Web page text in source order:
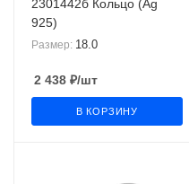
2301442б Кольцо (Ag
925)
Размер: 18.0
2 438 ₽/шт
В КОРЗИНУ